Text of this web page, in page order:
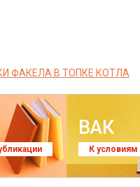
ФАКЕЛА В ТОПКЕ КОТЛА
ВАК
К условиям